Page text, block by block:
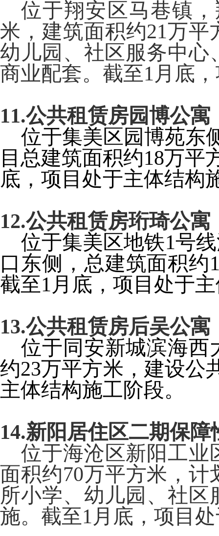
位于翔安区马巷镇
米，建筑面积约21万平
幼儿园、社区服务中心
商业配套。截至1 月底
11.公共租赁房园博公寓
位于集美区园博苑东
目总建筑面积约18万平
底，项目处于主体结构
12.公共租赁房珩琦公寓
位于集美区地铁1号
口东侧，总建筑面积约
截至1 月底，项目处于
13.公共租赁房后吴公寓
位于同安新城滨海西
约23万平方米，建设公
主体结构施工阶段。
14.新阳居住区二期保障
位于海沧区新阳工业
面积约70万平方米，计
所小学、幼儿园、社
施。截至1 月底，项目